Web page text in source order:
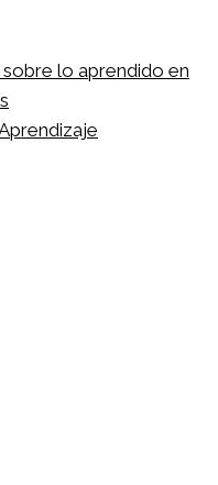
sobre lo aprendido en